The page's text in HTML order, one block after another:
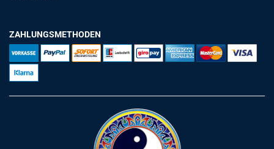
ZAHLUNGSMETHODEN